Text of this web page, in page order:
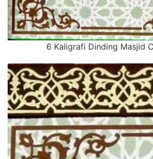
6 Kaligrafi Dinding Masjid